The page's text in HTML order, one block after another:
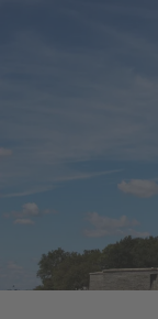
Ban
Europa
dem